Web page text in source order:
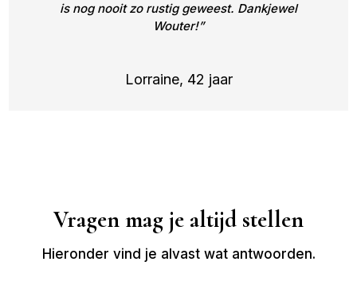
is nog nooit zo rustig geweest. Dankjewel
Wouter!”
Lorraine, 42 jaar
Vragen mag je altijd stellen
Hieronder vind je alvast wat antwoorden.